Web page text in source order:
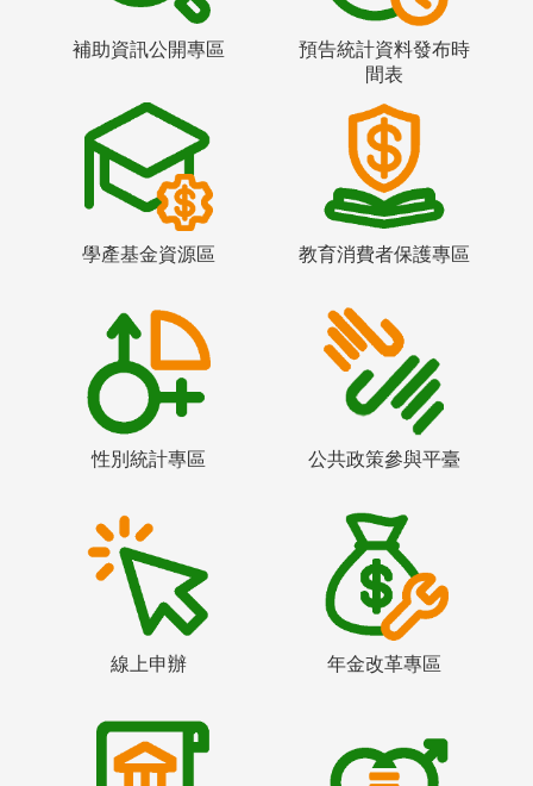
補助資訊公開專區
預告統計資料發布時
間表
學產基金資源區 教育消費者保護專區
性別統計專區 公共政策參與平臺
線上申辦 年金改革專區